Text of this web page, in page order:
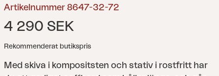
Artikelnummer 8647-32-72
4 290 SEK
Rekommenderat butikspris
Med skiva i kompositsten och stativ i rostfritt har